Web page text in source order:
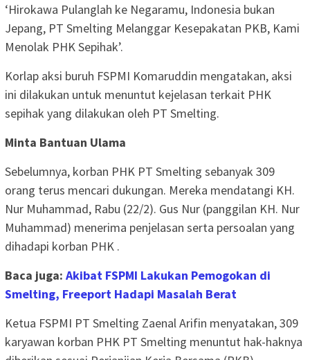
‘Hirokawa Pulanglah ke Negaramu, Indonesia bukan
Jepang, PT Smelting Melanggar Kesepakatan PKB, Kami
Menolak PHK Sepihak’.
Korlap aksi buruh FSPMI Komaruddin mengatakan, aksi
ini dilakukan untuk menuntut kejelasan terkait PHK
sepihak yang dilakukan oleh PT Smelting.
Minta Bantuan Ulama
Sebelumnya, korban PHK PT Smelting sebanyak 309
orang terus mencari dukungan. Mereka mendatangi KH.
Nur Muhammad, Rabu (22/2). Gus Nur (panggilan KH. Nur
Muhammad) menerima penjelasan serta persoalan yang
dihadapi korban PHK .
Baca juga: Akibat FSPMI Lakukan Pemogokan di
Smelting, Freeport Hadapi Masalah Berat
Ketua FSPMI PT Smelting Zaenal Arifin menyatakan, 309
karyawan korban PHK PT Smelting menuntut hak-haknya